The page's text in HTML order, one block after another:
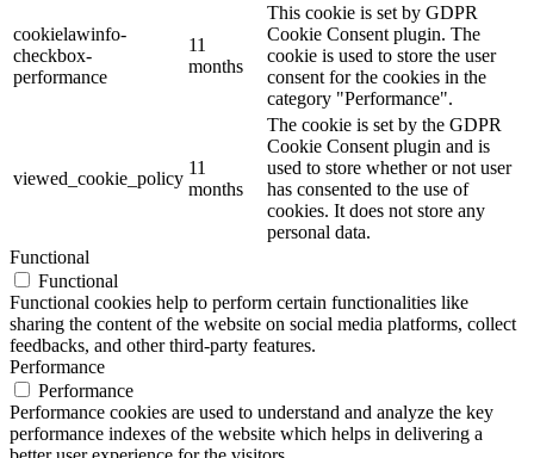
cookielawinfo-
checkbox-
performance
11
months
This cookie is set by GDPR
Cookie Consent plugin. The
cookie is used to store the user
consent for the cookies in the
category "Performance".
viewed_cookie_policy
11
months
The cookie is set by the GDPR
Cookie Consent plugin and is
used to store whether or not user
has consented to the use of
cookies. It does not store any
personal data.
Functional
Functional
Functional cookies help to perform certain functionalities like
sharing the content of the website on social media platforms, collect
feedbacks, and other third-party features.
Performance
Performance
Performance cookies are used to understand and analyze the key
performance indexes of the website which helps in delivering a